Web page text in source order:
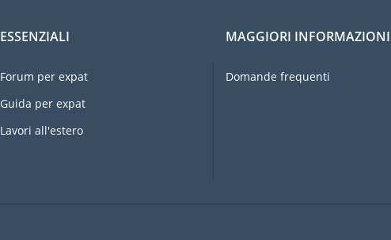
ESSENZIALI
Forum per expat
Guida per expat
Lavori all'estero
MAGGIORI INFORMAZIONI
Domande frequenti